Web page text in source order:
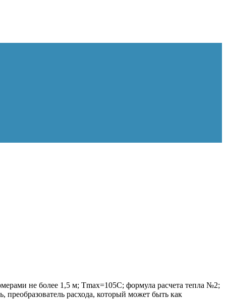
не более 1,5 м; Tmax=105C; формула расчета тепла №2;
расхода, который может быть как